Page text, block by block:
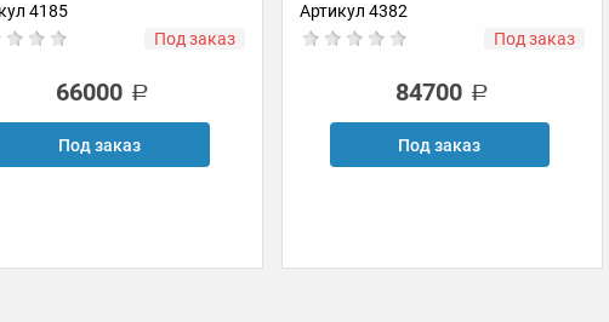
4185
Под заказ
66000
Под заказ
Артикул 4382
Под заказ
84700
Под заказ